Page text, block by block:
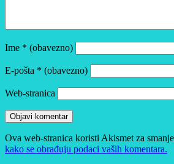
Ime * (obavezno)
E-pošta * (obavezno)
Web-stranica
Ova web-stranica koristi Akismet za
kako se obrađuju podaci vaših komentara.